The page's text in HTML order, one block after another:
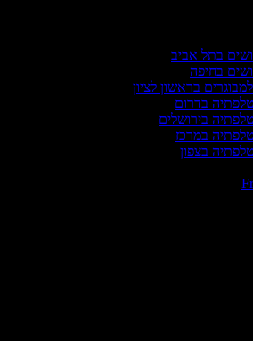
בתל אביב
בחיפה
בראשון לציון
בדרום
בירושלים
במרכז
בצפון